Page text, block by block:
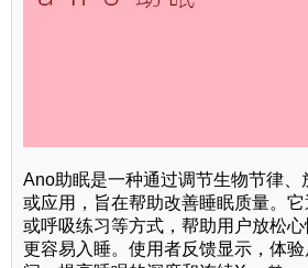
Ano助眠是一种通过调节生物节律、
或应用，旨在帮助改善睡眠质量。
或呼吸练习等方式，帮助用户放松
更容易入睡。使用者反馈显示，体